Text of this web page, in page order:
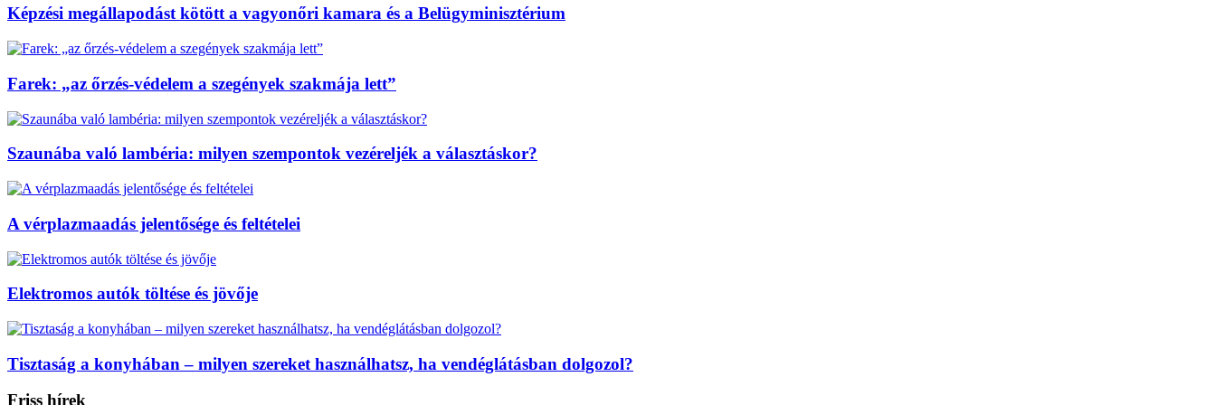
Képzési megállapodást kötött a vagyonőri kamara és a Belügyminisztérium
Farek: „az őrzés-védelem a szegények szakmája lett”
Szaunába való lambéria: milyen szempontok vezéreljék a választáskor?
A vérplazmaadás jelentősége és feltételei
Elektromos autók töltése és jövője
Tisztaság a konyhában – milyen szereket használhatsz, ha vendéglátásban dolgozol?
Friss hírek